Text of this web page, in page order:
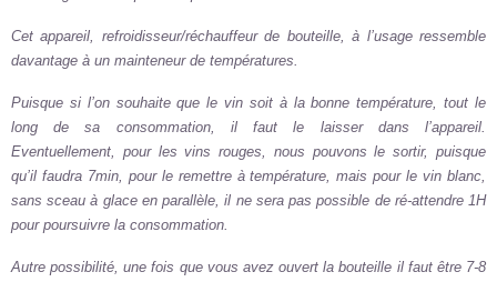
Cet appareil, refroidisseur/réchauffeur de bouteille, à l’usage ressemble
davantage à un mainteneur de températures.
Puisque si l’on souhaite que le vin soit à la bonne température, tout le
long de sa consommation, il faut le laisser dans l’appareil.
Eventuellement, pour les vins rouges, nous pouvons le sortir, puisque
qu’il faudra 7min, pour le remettre à température, mais pour le vin blanc,
sans sceau à glace en parallèle, il ne sera pas possible de ré-attendre 1H
pour poursuivre la consommation.
Autre possibilité, une fois que vous avez ouvert la bouteille il faut être 7-8